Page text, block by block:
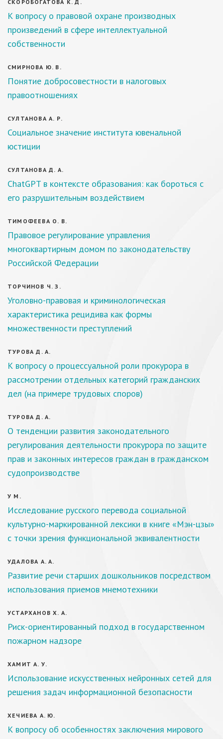
СКОРОБОГАТОВА К. Д.
К вопросу о правовой охране производных
произведений в сфере интеллектуальной
собственности
СМИРНОВА Ю. В.
Понятие добросовестности в налоговых
правоотношениях
СУЛТАНОВА А. Р.
Социальное значение института ювенальной
юстиции
СУЛТАНОВА Д. А.
ChatGPT в контексте образования: как бороться с
его разрушительным воздействием
ТИМОФЕЕВА О. В.
Правовое регулирование управления
многоквартирным домом по законодательству
Российской Федерации
ТОРЧИНОВ Ч. З.
Уголовно-правовая и криминологическая
характеристика рецидива как формы
множественности преступлений
ТУРОВА Д. А.
К вопросу о процессуальной роли прокурора в
рассмотрении отдельных категорий гражданских
дел (на примере трудовых споров)
ТУРОВА Д. А.
О тенденции развития законодательного
регулирования деятельности прокурора по защите
прав и законных интересов граждан в гражданском
судопроизводстве
У М.
Исследование русского перевода социальной
культурно-маркированной лексики в книге «Мэн-цзы»
с точки зрения функциональной эквивалентности
УДАЛОВА А. А.
Развитие речи старших дошкольников посредством
использования приемов мнемотехники
УСТАРХАНОВ Х. А.
Риск-ориентированный подход в государственном
пожарном надзоре
ХАМИТ А. У.
Использование искусственных нейронных сетей для
решения задач информационной безопасности
ХЕЧИЕВА А. Ю.
К вопросу об особенностях заключения мирового